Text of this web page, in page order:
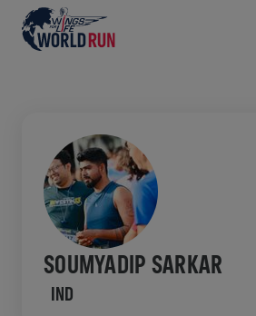
SOUMYADIP SARKAR
IND